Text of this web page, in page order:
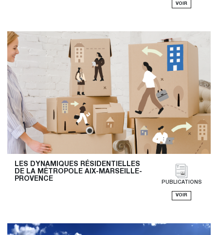
VOIR
LES DYNAMIQUES RÉSIDENTIELLES
DE LA MÉTROPOLE AIX-MARSEILLE-
PROVENCE
PUBLICATIONS
VOIR